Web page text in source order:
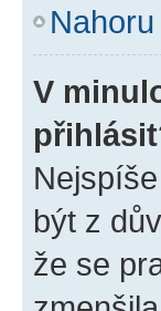
Nahoru
V
být z
že se